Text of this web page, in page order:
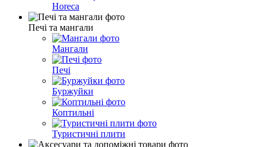
Horeca
Печі та мангали
Мангали
Печі
Буржуйки
Коптильні
Туристичні плити